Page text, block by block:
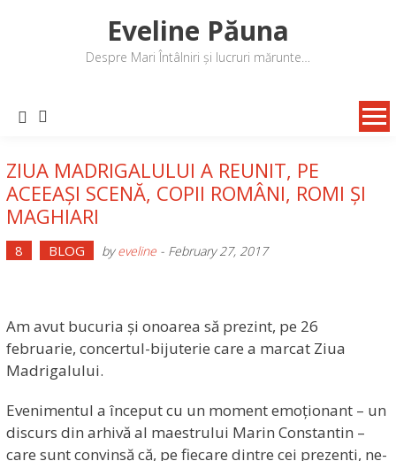
Eveline Păuna
Despre Mari Întâlniri și lucruri mărunte…
ZIUA MADRIGALULUI A REUNIT, PE
ACEEAȘI SCENĂ, COPII ROMÂNI, ROMI ȘI
MAGHIARI
8 BLOG byeveline- February 27, 2017
Am avut bucuria și onoarea să prezint, pe 26
februarie, concertul-bijuterie care a marcat Ziua
Madrigalului.
Evenimentul a început cu un moment emoționant – un
discurs din arhivă al maestrului Marin Constantin –
care sunt convinsă că, pe fiecare dintre cei prezenți, ne-